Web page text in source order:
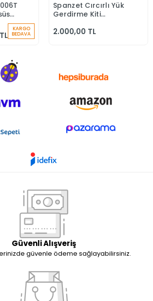
KARGO
BEDAVA
Sepete Ekle
Spanzet Cırcırlı Yük
Gerdirme Kiti
2.000,00 TL
Güvenli Alışveriş
güvenle ödeme sağlayabilirsiniz.